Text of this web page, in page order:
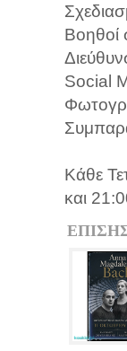
Βοηθοί
Social
Κάθε
και